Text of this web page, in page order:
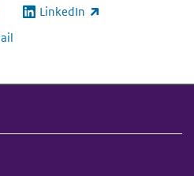
link) LinkedIn
(externe link)